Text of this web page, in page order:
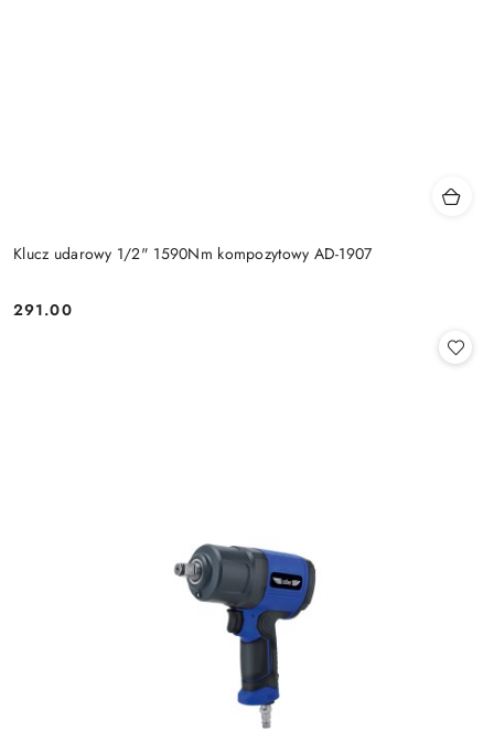
Klucz udarowy 1/2" 1590Nm kompozytowy AD-1907
Cena:
291.00